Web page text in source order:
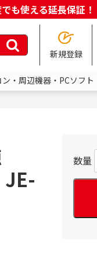
も使える延長保証！
新規登録
・周辺機器・PCソフト
数量